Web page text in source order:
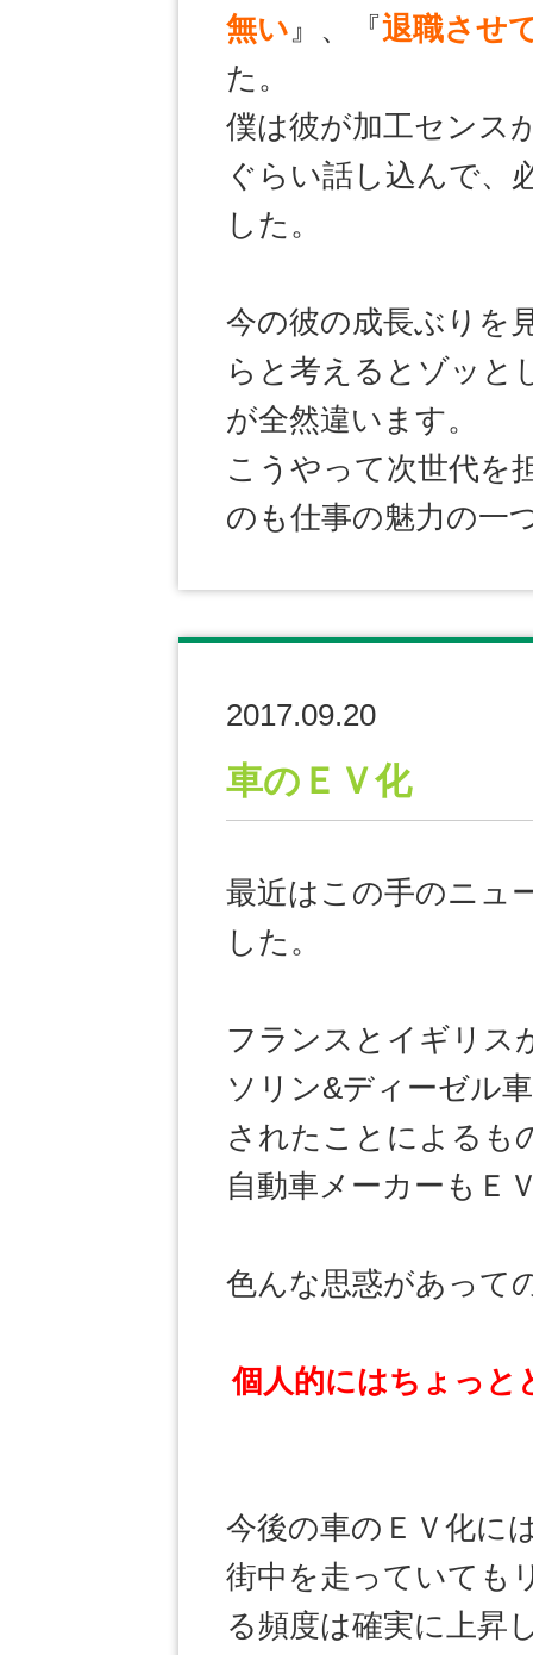
無い』、『退職させ
た。
僕は彼が加工センス
ぐらい話し込んで、
した。
今の彼の成長ぶりを
らと考えるとゾッと
が全然違います。
こうやって次世代を
のも仕事の魅力の一
2017.09.20
車のＥＶ化
最近はこの手のニュ
した。
フランスとイギリス
ソリン&ディーゼル
されたことによるも
自動車メーカーもＥ
色んな思惑があって
個人的にはちょっと
今後の車のＥＶ化に
街中を走っていても
る頻度は確実に上昇